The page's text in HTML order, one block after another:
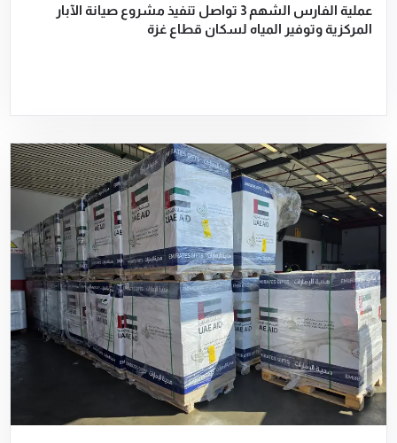
عملية الفارس الشهم 3 تواصل تنفيذ مشروع صيانة الآبار
المركزية وتوفير المياه لسكان قطاع غزة